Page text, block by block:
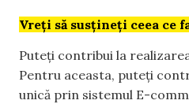
Vreți să susțineți ceea ce
Puteți contribui la
Pentru aceasta, puteți
unică prin sistemul E-